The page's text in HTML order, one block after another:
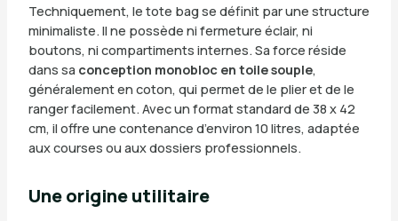
Techniquement, le tote bag se définit par une structure
minimaliste. Il ne possède ni fermeture éclair, ni
boutons, ni compartiments internes. Sa force réside
dans sa conception monobloc en toile souple,
généralement en coton, qui permet de le plier et de le
ranger facilement. Avec un format standard de 38 x 42
cm, il offre une contenance d’environ 10 litres, adaptée
aux courses ou aux dossiers professionnels.
Une origine utilitaire